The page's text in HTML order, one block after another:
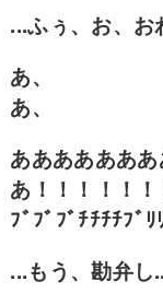
...ふぅ、お、お
あ、
あ、
ああああああ
あ！！！！！
ﾌﾞﾌﾞﾌﾞﾁﾁﾁﾁﾌﾞ
...もう、勘弁し